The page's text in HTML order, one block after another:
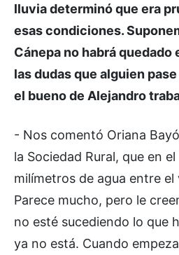
lluvia determinó que era
esas condiciones.
Cánepa no habrá quedado
las dudas que alguien
el bueno de Alejandro
- Nos comentó Oriana
la Sociedad Rural, que en
milímetros de agua entre el
Parece mucho, pero le
no esté sucediendo lo que
ya no está. Cuando